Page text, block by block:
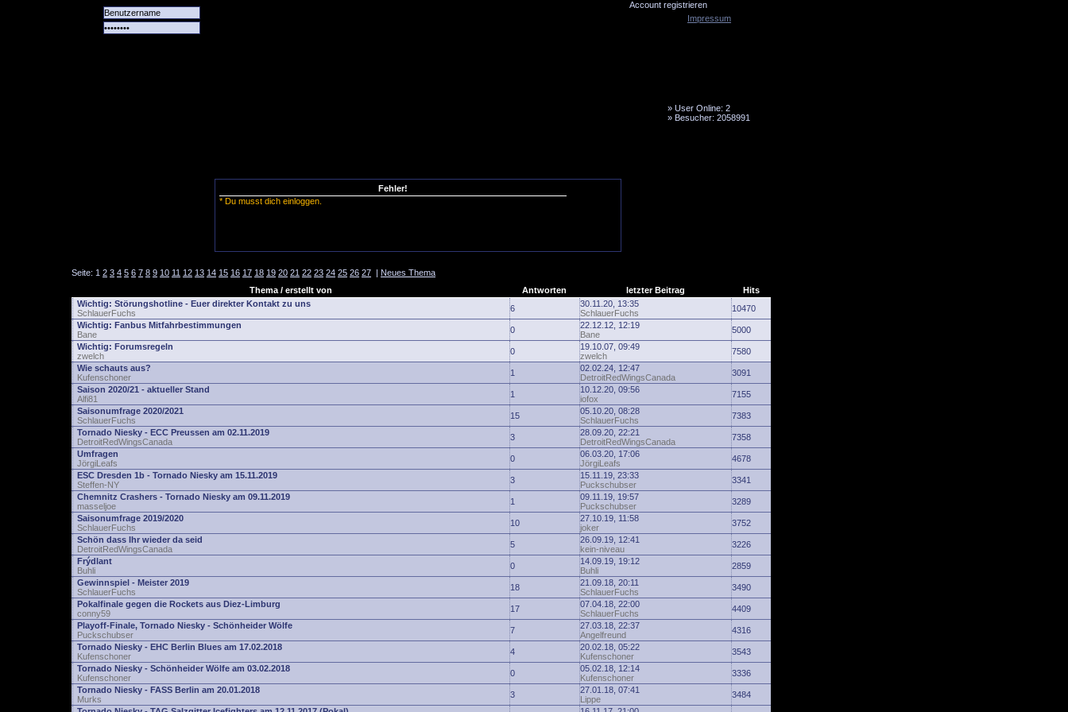
Account registrieren
» User Online: 2
» Besucher: 2058991
Fehler!
* Du musst dich einloggen.
Seite: 1 2 3 4 5 6 7 8 9 10 11 12 13 14 15 16 17 18 19 20 21 22 23 24 25 26 27 | Neues Thema
Thema / erstellt von
Antworten letzter Beitrag
Hits
Wichtig: Störungshotline - Euer direkter Kontakt zu uns
SchlauerFuchs
6
30.11.20, 13:35
SchlauerFuchs
10470
Wichtig: Fanbus Mitfahrbestimmungen
Bane
0
22.12.12, 12:19
Bane
5000
Wichtig: Forumsregeln
zwelch
0
19.10.07, 09:49
zwelch
7580
Wie schauts aus?
Kufenschoner
1
02.02.24, 12:47
DetroitRedWingsCanada
3091
Saison 2020/21 - aktueller Stand
Alfi81
1
10.12.20, 09:56
iofox
7155
Saisonumfrage 2020/2021
SchlauerFuchs
15
05.10.20, 08:28
SchlauerFuchs
7383
Tornado Niesky - ECC Preussen am 02.11.2019
DetroitRedWingsCanada
3
28.09.20, 22:21
DetroitRedWingsCanada
7358
Umfragen
JörgiLeafs
0
06.03.20, 17:06
JörgiLeafs
4678
ESC Dresden 1b - Tornado Niesky am 15.11.2019
Steffen-NY
3
15.11.19, 23:33
Puckschubser
3341
Chemnitz Crashers - Tornado Niesky am 09.11.2019
masseljoe
1
09.11.19, 19:57
Puckschubser
3289
Saisonumfrage 2019/2020
SchlauerFuchs
10
27.10.19, 11:58
joker
3752
Schön dass Ihr wieder da seid
DetroitRedWingsCanada
5
26.09.19, 12:41
kein-niveau
3226
Frýdlant
Buhli
0
14.09.19, 19:12
Buhli
2859
Gewinnspiel - Meister 2019
SchlauerFuchs
18
21.09.18, 20:11
SchlauerFuchs
3490
Pokalfinale gegen die Rockets aus Diez-Limburg
conny59
17
07.04.18, 22:00
SchlauerFuchs
4409
Playoff-Finale, Tornado Niesky - Schönheider Wölfe
Puckschubser
7
27.03.18, 22:37
Angelfreund
4316
Tornado Niesky - EHC Berlin Blues am 17.02.2018
Kufenschoner
4
20.02.18, 05:22
Kufenschoner
3543
Tornado Niesky - Schönheider Wölfe am 03.02.2018
Kufenschoner
0
05.02.18, 12:14
Kufenschoner
3336
Tornado Niesky - FASS Berlin am 20.01.2018
Murks
3
27.01.18, 07:41
Lippe
3484
Impressum